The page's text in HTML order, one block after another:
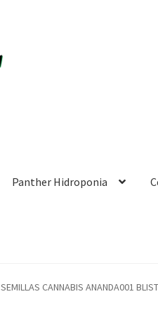
Panther Hidroponia
SEMILLAS CANNABIS ANANDA001